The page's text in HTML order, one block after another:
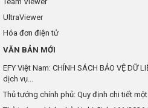
UltraViewer
Hóa đơn điện tử
VĂN BẢN MỚI
EFY Việt Nam: CHÍNH SÁCH BẢO VỆ DỮ
dịch vụ...
Thủ tướng chính phủ: Quy định chi tiết